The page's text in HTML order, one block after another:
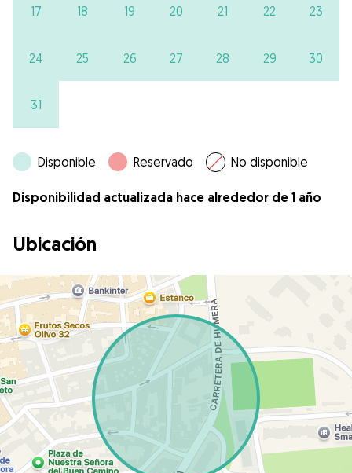
17 18 19 20 21 22 23
24 25 26 27 28 29 30
31
Disponible Reservado No disponible
Disponibilidad actualizada hace alrededor de 1 año
Ubicación